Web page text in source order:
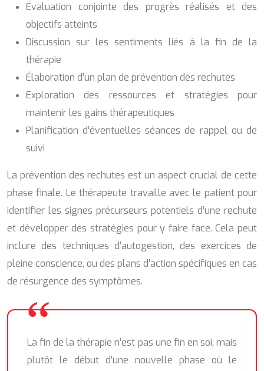
Évaluation conjointe des progrès réalisés et des
objectifs atteints
Discussion sur les sentiments liés à la fin de la
thérapie
Élaboration d’un plan de prévention des rechutes
Exploration des ressources et stratégies pour
maintenir les gains thérapeutiques
Planification d’éventuelles séances de rappel ou de
suivi
La prévention des rechutes est un aspect crucial de cette
phase finale. Le thérapeute travaille avec le patient pour
identifier les signes précurseurs potentiels d’une rechute
et développer des stratégies pour y faire face. Cela peut
inclure des techniques d’autogestion, des exercices de
pleine conscience, ou des plans d’action spécifiques en cas
de résurgence des symptômes.
La fin de la thérapie n’est pas une fin en soi, mais
plutôt le début d’une nouvelle phase où le